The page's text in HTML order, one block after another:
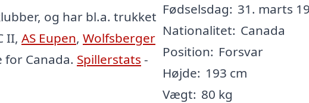
og har bl.a. trukket
II, AS Eupen, Wolfsberger
for Canada. Spillerstats -
Fødselsdag: 31. marts
Nationalitet: Canada
Position: Forsvar
Højde: 193 cm
Vægt: 80 kg